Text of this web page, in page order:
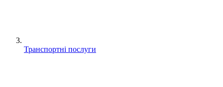
Транспортні послуги